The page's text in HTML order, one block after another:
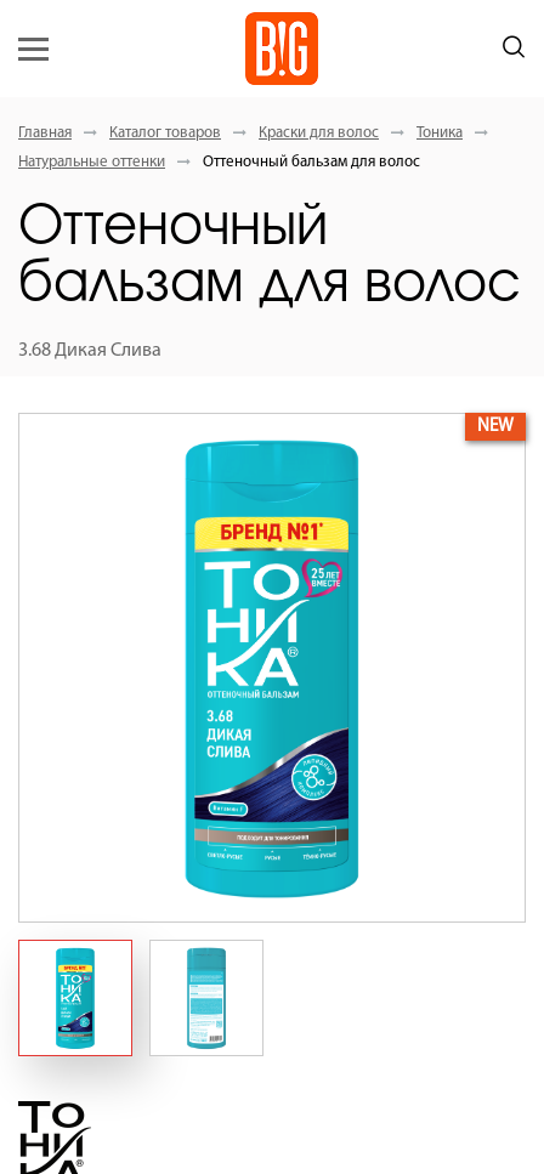
Главная Каталог товаров Краски для волос
Тоника
Натуральные оттенки
Оттеночный бальзам для волос
Оттеночный
бальзам для волос
3.68 Дикая Слива
NEW